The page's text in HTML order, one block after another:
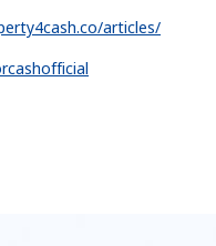
articles/